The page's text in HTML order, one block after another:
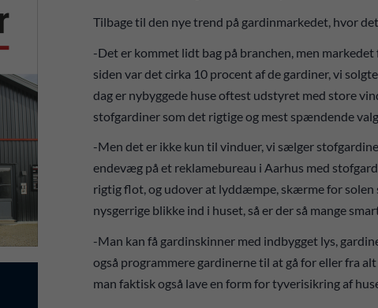
Tilbage til den nye trend på gardinmarkedet, hvor
-Det er kommet lidt bag på branchen, men
siden var det cirka 10 procent af de gardiner, vi
dag er nybyggede huse oftest udstyret med store
stofgardiner som det rigtige og mest spændende
-Men det er ikke kun til vinduer, vi sælger
endevæg på et reklamebureau i Aarhus med
rigtig flot, og udover at lyddæmpe, skærme for
nysgerrige blikke ind i huset, så er der så mange
-Man kan få gardinskinner med indbygget lys,
også programmere gardinerne til at gå for eller fra
man faktisk også lave en form for tyverisikring af